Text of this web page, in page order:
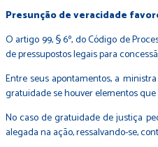
Presunção de veracidade
O artigo 99, § 6º, do Código de
de pressupostos legais para
Entre seus apontamentos, a
gratuidade se houver elementos
No caso de gratuidade de justiça
alegada na ação, ressalvando-se,